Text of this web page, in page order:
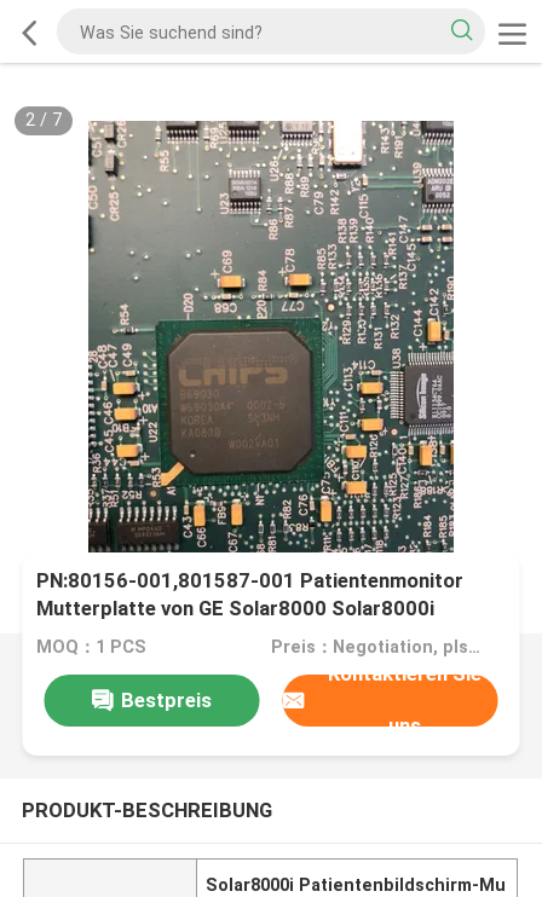
2/ 7
PN:80156-001,801587-001 Patientenmonitor
Mutterplatte von GE Solar8000 Solar8000i
Solar8000m Patientenmonitor Hauptplatte
MOQ：1 PCS Preis：Negotiation, pls contact me
Bestpreis
Kontaktieren Sie
uns
PRODUKT-BESCHREIBUNG
Solar8000i Patientenbildschirm-Mu